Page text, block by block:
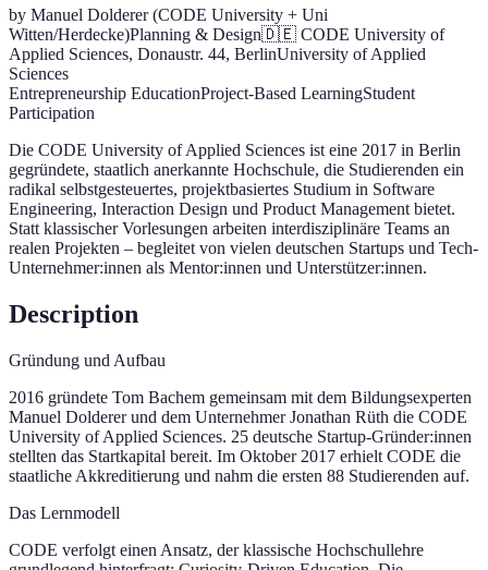
by Manuel Dolderer(CODE University + Uni
Witten/Herdecke)Planning & Design🇩🇪 CODE University of
Applied Sciences, Donaustr. 44, BerlinUniversity of Applied
Sciences
Entrepreneurship EducationProject-Based LearningStudent
Participation
Die CODE University of Applied Sciences ist eine 2017 in Berlin
gegründete, staatlich anerkannte Hochschule, die Studierenden ein
radikal selbstgesteuertes, projektbasiertes Studium in Software
Engineering, Interaction Design und Product Management bietet.
Statt klassischer Vorlesungen arbeiten interdisziplinäre Teams an
realen Projekten – begleitet von vielen deutschen Startups und Tech-
Unternehmer:innen als Mentor:innen und Unterstützer:innen.
Description
Gründung und Aufbau
2016 gründete Tom Bachem gemeinsam mit dem Bildungsexperten
Manuel Dolderer und dem Unternehmer Jonathan Rüth die CODE
University of Applied Sciences. 25 deutsche Startup-Gründer:innen
stellten das Startkapital bereit. Im Oktober 2017 erhielt CODE die
staatliche Akkreditierung und nahm die ersten 88 Studierenden auf.
Das Lernmodell
CODE verfolgt einen Ansatz, der klassische Hochschullehre